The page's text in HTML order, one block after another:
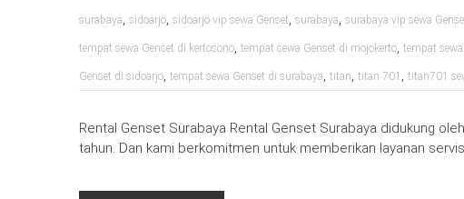
surabaya, sidoarjo, sidoarjo vip sewa Genset, surabaya, surabaya vip sewa
tempat sewa Genset di kertosono, tempat sewa Genset di mojokerto, tempat
Genset di sidoarjo, tempat sewa Genset di surabaya, titan, titan 701 , titan701
Rental Genset Surabaya Rental Genset Surabaya didukung
tahun. Dan kami berkomitmen untuk memberikan layanan